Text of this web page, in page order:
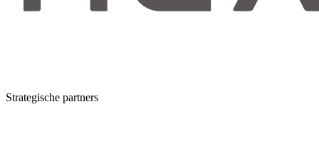
Strategische partners